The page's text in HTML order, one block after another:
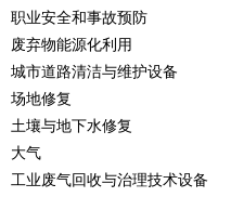
职业安全和事故预防
废弃物能源化利用
城市道路清洁与维护设备
场地修复
土壤与地下水修复
大气
工业废气回收与治理技术设备